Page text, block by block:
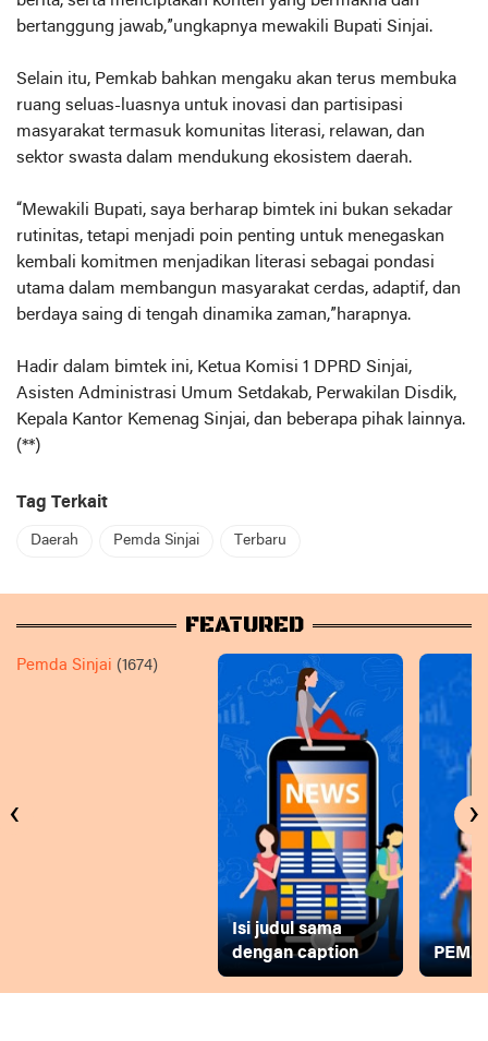
bertanggung jawab,”ungkapnya mewakili Bupati Sinjai.
Selain itu, Pemkab bahkan mengaku akan terus membuka
ruang seluas-luasnya untuk inovasi dan partisipasi
masyarakat termasuk komunitas literasi, relawan, dan
sektor swasta dalam mendukung ekosistem daerah.
“Mewakili Bupati, saya berharap bimtek ini bukan sekadar
rutinitas, tetapi menjadi poin penting untuk menegaskan
kembali komitmen menjadikan literasi sebagai pondasi
utama dalam membangun masyarakat cerdas, adaptif, dan
berdaya saing di tengah dinamika zaman,”harapnya.
Hadir dalam bimtek ini, Ketua Komisi 1 DPRD Sinjai,
Asisten Administrasi Umum Setdakab, Perwakilan Disdik,
Kepala Kantor Kemenag Sinjai, dan beberapa pihak lainnya.
(**)
Tag Terkait
Daerah Pemda Sinjai Terbaru
FEATURED
Pemda Sinjai (1674)
Isi judul sama
dengan caption
‹ ›